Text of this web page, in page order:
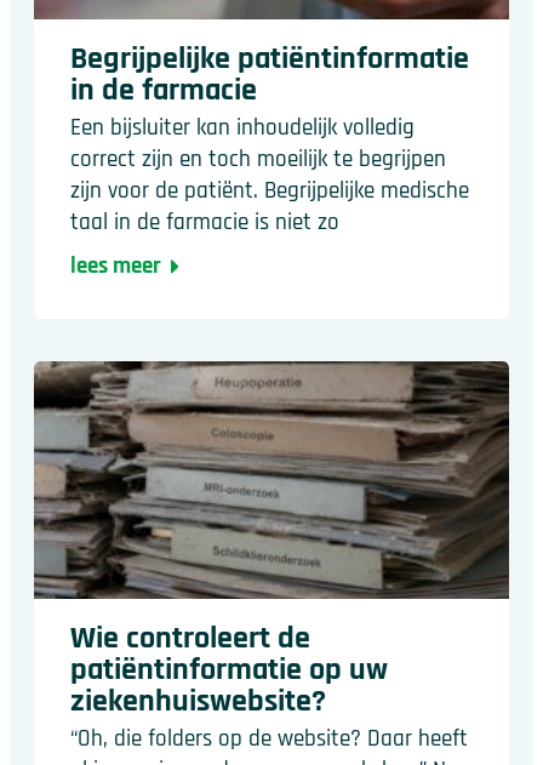
Begrijpelijke patiëntinformatie
in de farmacie
Een bijsluiter kan inhoudelijk volledig
correct zijn en toch moeilijk te begrijpen
zijn voor de patiënt. Begrijpelijke medische
taal in de farmacie is niet zo
lees meer
Wie controleert de
patiëntinformatie op uw
ziekenhuiswebsite?
“Oh, die folders op de website? Daar heeft